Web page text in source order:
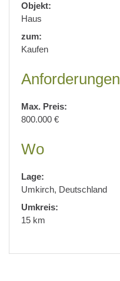
Objekt:
Haus
zum:
Kaufen
Anforderungen
Max. Preis:
800.000 €
Wo
Lage:
Umkirch, Deutschland
Umkreis:
15 km